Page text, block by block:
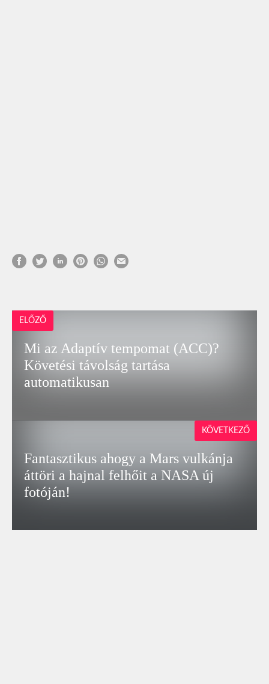
ELŐZŐ
Mi az Adaptív tempomat (ACC)?
Követési távolság tartása
automatikusan
Fantasztikus ahogy a Mars vulkánja
áttöri a hajnal felhőit a NASA új
fotóján!
KÖVETKEZŐ